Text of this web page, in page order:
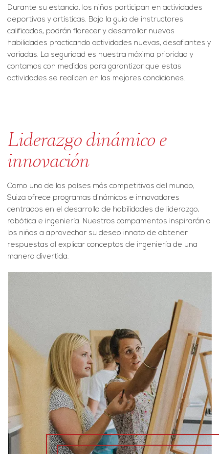
Durante su estancia, los niños participan en actividades
deportivas y artísticas. Bajo la guía de instructores
calificados, podrán florecer y desarrollar nuevas
habilidades practicando actividades nuevas, desafiantes y
variadas. La seguridad es nuestra máxima prioridad y
contamos con medidas para garantizar que estas
actividades se realicen en las mejores condiciones.
Liderazgo dinámico e
innovación
Como uno de los países más competitivos del mundo,
Suiza ofrece programas dinámicos e innovadores
centrados en el desarrollo de habilidades de liderazgo,
robótica e ingeniería. Nuestros campamentos inspirarán a
los niños a aprovechar su deseo innato de obtener
respuestas al explicar conceptos de ingeniería de una
manera divertida.